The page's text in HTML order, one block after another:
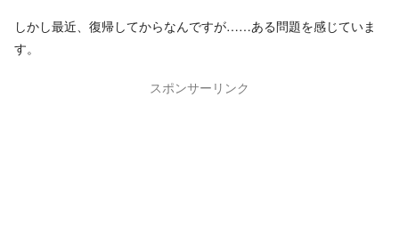
しかし最近、復帰してからなんですが……ある問題を感じていま
す。
スポンサーリンク